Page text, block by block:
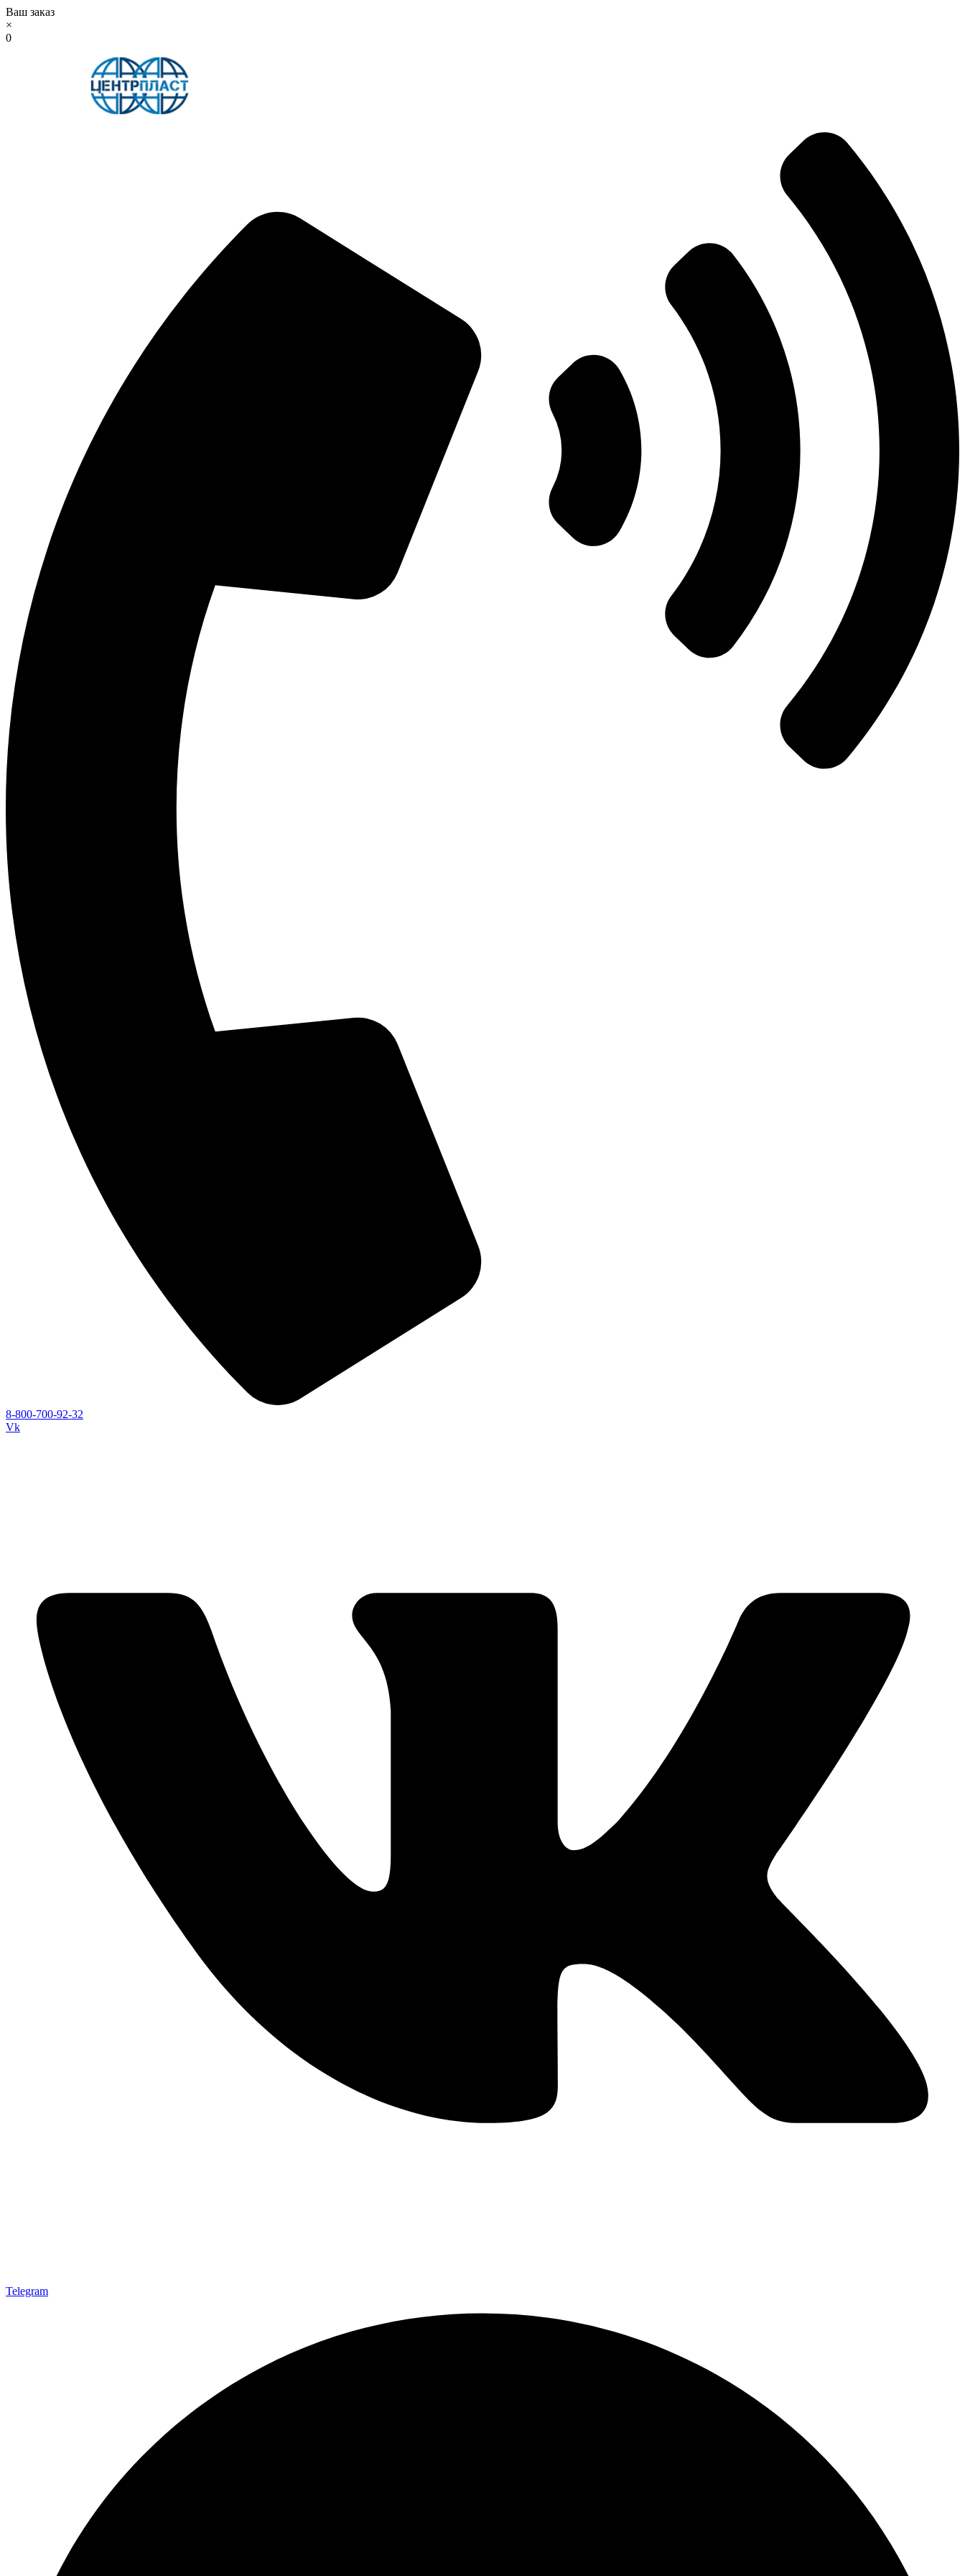
Ваш заказ
×
0
8-800-700-92-32
Vk
Telegram